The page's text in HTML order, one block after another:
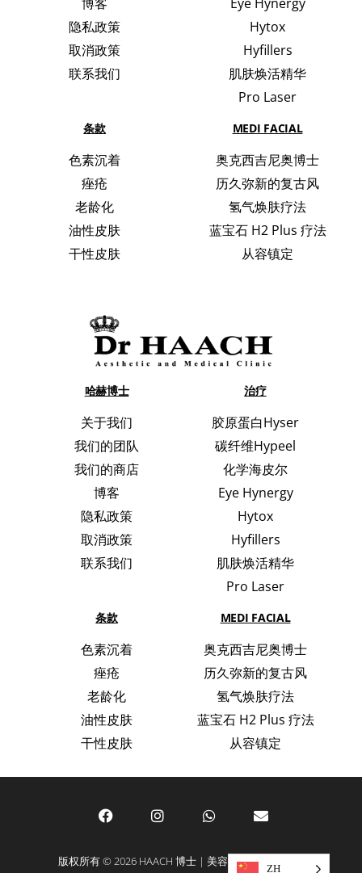
隐私政策
取消政策
联系我们
Hytox
Hyfillers
肌肤焕活精华
Pro Laser
条款
色素沉着
痤疮
老龄化
油性皮肤
干性皮肤
MEDI FACIAL
奥克西吉尼奥博士
历久弥新的复古风
氢气焕肤疗法
蓝宝石 H2 Plus 疗法
从容镇定
哈赫博士
关于我们
我们的团队
我们的商店
博客
隐私政策
取消政策
联系我们
治疗
胶原蛋白Hyser
碳纤维Hypeel
化学海皮尔
Eye Hynergy
Hytox
Hyfillers
肌肤焕活精华
Pro Laser
条款
色素沉着
痤疮
老龄化
油性皮肤
干性皮肤
MEDI FACIAL
奥克西吉尼奥博士
历久弥新的复古风
氢气焕肤疗法
蓝宝石 H2 Plus 疗法
从容镇定
版权所有 © 2026 HAACH 博士 | 美容与护肤领域的专家
ZH